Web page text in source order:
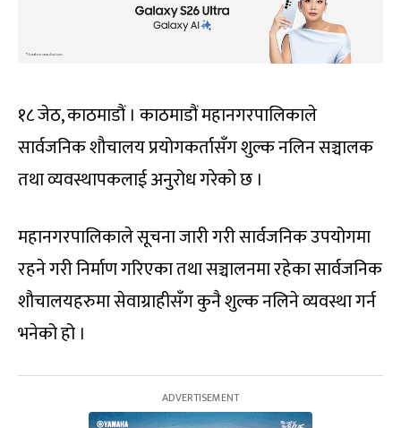
१८ जेठ, काठमाडौं । काठमाडौं महानगरपालिकाले
सार्वजनिक शौचालय प्रयोगकर्तासँग शुल्क नलिन सञ्चालक
तथा व्यवस्थापकलाई अनुरोध गरेको छ ।
महानगरपालिकाले सूचना जारी गरी सार्वजनिक उपयोगमा
रहने गरी निर्माण गरिएका तथा सञ्चालनमा रहेका सार्वजनिक
शौचालयहरुमा सेवाग्राहीसँग कुनै शुल्क नलिने व्यवस्था गर्न
भनेको हो ।